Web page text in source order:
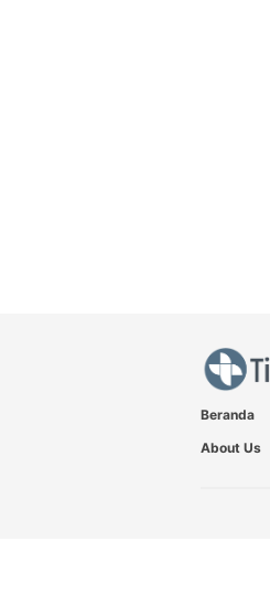
Beranda
About Us